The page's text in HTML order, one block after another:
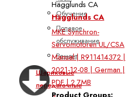
Обучение
Полевое
обслуживание
Ремонт
Шариковые
передаточные
Hägglunds CA
Hägglunds CA
MKE Synchron-
Servomotoren UL/CSA
Manual | R911414372 |
2021-12-08 | German |
PDF | 2.7MB